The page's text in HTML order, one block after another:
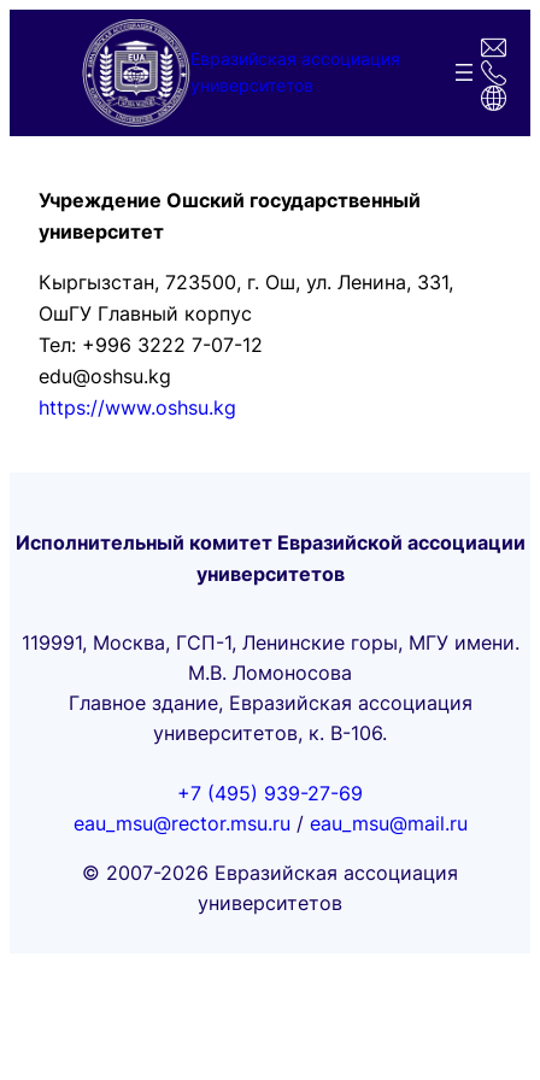
содержимому
Евразийская ассоциация
университетов
Учреждение Ошский государственный
университет
Кыргызстан, 723500, г. Ош, ул. Ленина, 331,
ОшГУ Главный корпус
Тел: +996 3222 7-07-12
edu@oshsu.kg
https://www.oshsu.kg
Исполнительный комитет Евразийской ассоциации
университетов
119991, Москва, ГСП-1, Ленинские горы, МГУ имени.
М.В. Ломоносова
Главное здание, Евразийская ассоциация
университетов, к. В-106.
+7 (495) 939-27-69
eau_msu@rector.msu.ru / eau_msu@mail.ru
© 2007-2026 Евразийская ассоциация
университетов